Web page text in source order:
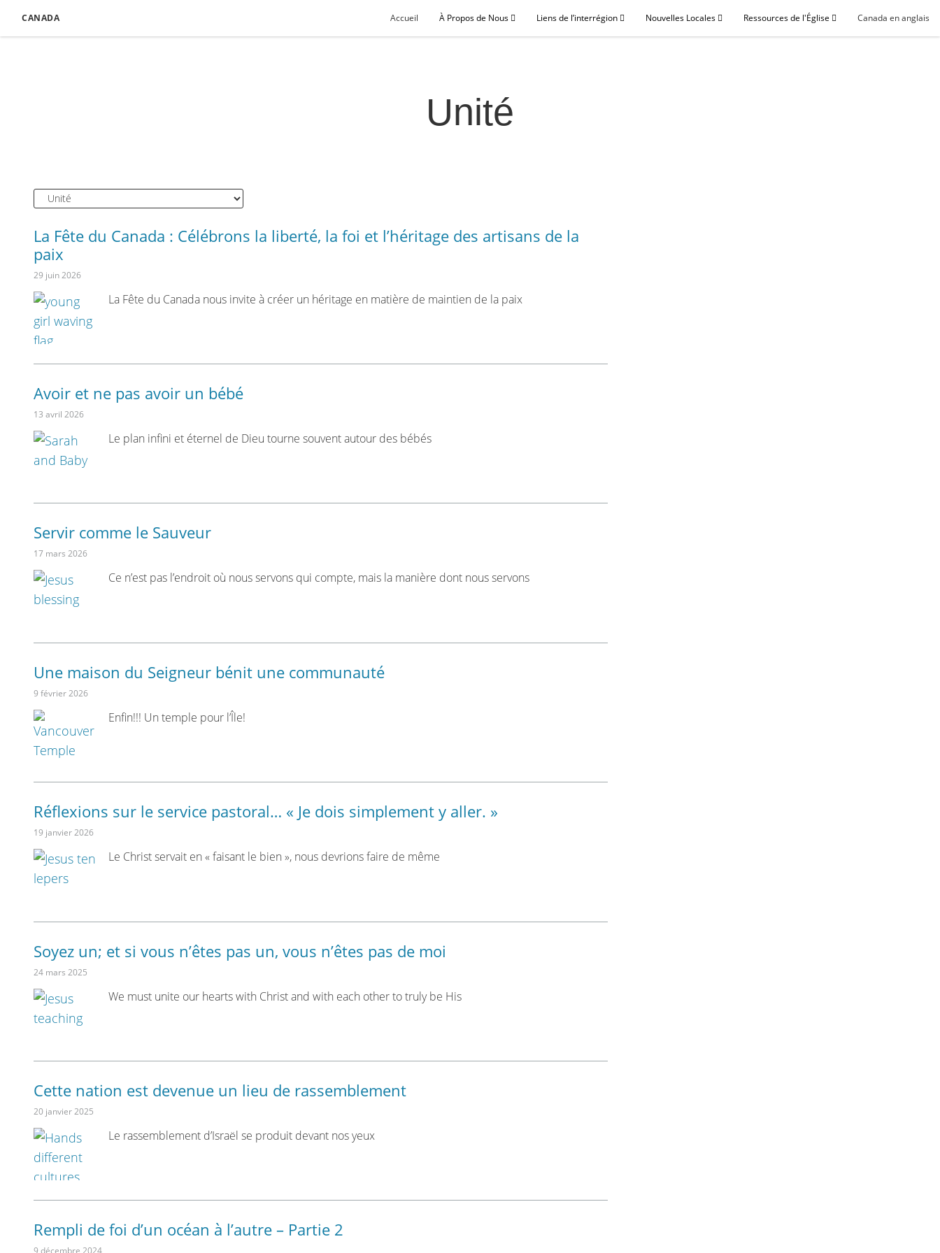
CANADA Accueil À Propos de Nous Liens de l’interrégion Nouvelles Locales Ressources de l'Église Canada en anglais
Unité
La Fête du Canada : Célébrons la liberté, la foi et l’héritage des artisans de la
paix
29 juin 2026
La Fête du Canada nous invite à créer un héritage en matière de maintien de la paix
Avoir et ne pas avoir un bébé
13 avril 2026
Le plan infini et éternel de Dieu tourne souvent autour des bébés
Servir comme le Sauveur
17 mars 2026
Ce n’est pas l’endroit où nous servons qui compte, mais la manière dont nous servons
Une maison du Seigneur bénit une communauté
9 février 2026
Enfin!!! Un temple pour l’Île!
Réflexions sur le service pastoral… « Je dois simplement y aller. »
19 janvier 2026
Le Christ servait en « faisant le bien », nous devrions faire de même
Soyez un; et si vous n’êtes pas un, vous n’êtes pas de moi
24 mars 2025
We must unite our hearts with Christ and with each other to truly be His
Cette nation est devenue un lieu de rassemblement
20 janvier 2025
Le rassemblement d’Israël se produit devant nos yeux
Rempli de foi d’un océan à l’autre – Partie 2